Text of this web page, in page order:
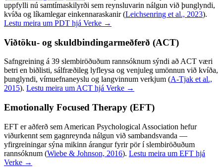
uppfylli nú samtímaskilyrði sem reynsluvarin nálgun við þunglyndi,
kvíða og líkamlegar einkennaraskanir (Leichsenring et al., 2023).
Lestu meira um PDT hjá Verke →
Viðtöku- og skuldbindingarmeðferð (ACT)
Safngreining á 39 slembiröðuðum rannsóknum sýndi að ACT væri
betri en biðlisti, sálfræðileg lyfleysa og venjuleg umönnun við kvíða,
þunglyndi, vímuefnaneyslu og langvinnum verkjum (A-Tjak et al.,
2015). Lestu meira um ACT hjá Verke →
Emotionally Focused Therapy (EFT)
EFT er aðferð sem American Psychological Association hefur
viðurkennt sem gagnreynda nálgun við sambandsvanda —
yfirgreiningar sýna mikinn árangur fyrir pör í slembiröðuðum
rannsóknum (Wiebe & Johnson, 2016). Lestu meira um EFT hjá
Verke →